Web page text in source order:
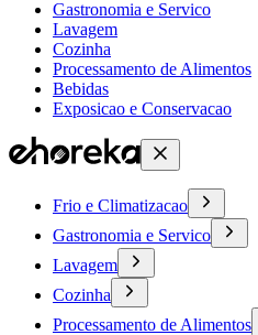
Gastronomia e Servico
Lavagem
Cozinha
Processamento de Alimentos
Bebidas
Exposicao e Conservacao
Frio e Climatizacao
Gastronomia e Servico
Lavagem
Cozinha
Processamento de Alimentos